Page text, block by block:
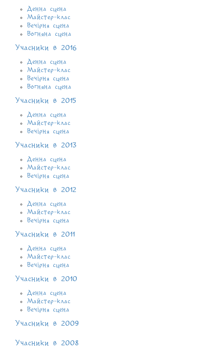
Денна сцена
Майстер-клас
Вечірня сцена
Вогняна сцена
Учасники в 2016
Денна сцена
Майстер-клас
Вечірня сцена
Вогняна сцена
Учасники в 2015
Денна сцена
Майстер-клас
Вечірня сцена
Учасники в 2013
Денна сцена
Майстер-клас
Вечірня сцена
Учасники в 2012
Денна сцена
Майстер-клас
Вечірня сцена
Учасники в 2011
Денна сцена
Майстер-клас
Вечірня сцена
Учасники в 2010
Денна сцена
Майстер-клас
Вечірня сцена
Учасники в 2009
Учасники в 2008